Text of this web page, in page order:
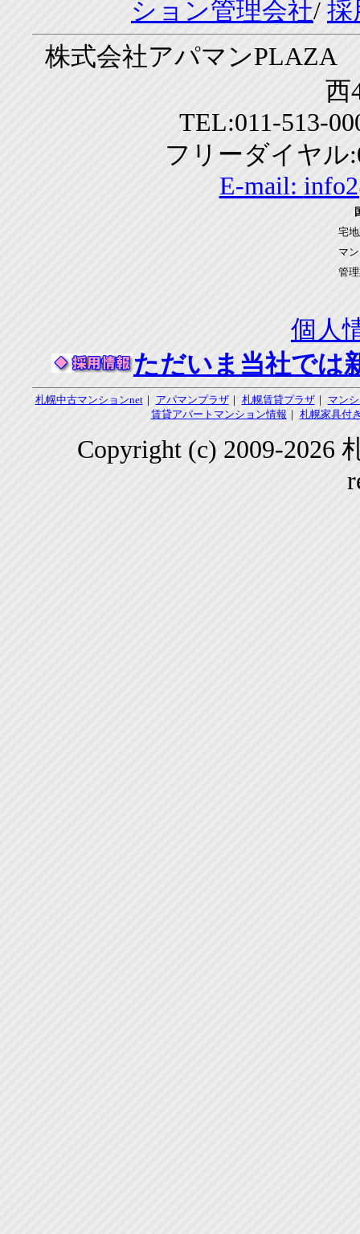
ション管理会社/ 採
株式会社アパマン
西
TEL:011-513-
フリーダイヤル
E-mail:
宅
マ
管
個人
ただいま当社では
札幌中古マンションnet｜ アパマンプラザ｜ 札幌賃貸プラザ｜ マン
賃貸アパートマンション情報 ｜ 札幌家具付
Copyright (c) 2009-2026